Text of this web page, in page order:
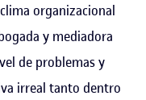
organizacional
y mediadora
de problemas y
irreal tanto dentro